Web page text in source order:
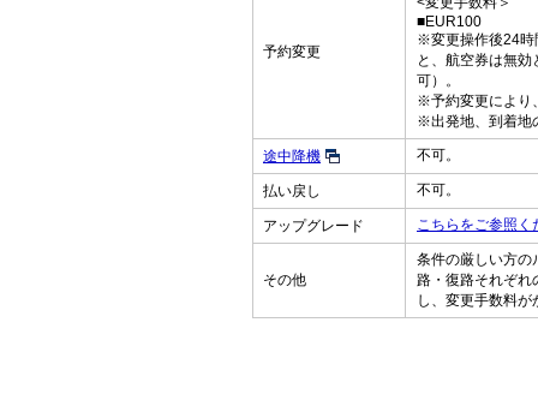
予約変更
■EUR100
※変更操作後24時
と、航空券は無
可）。
※予約変更により
※出発地、到着地
途中降機 不可。
払い戻し 不可。
アップグレード こちらをご参照く
その他
条件の厳しい方の
路・復路それぞれ
し、変更手数料